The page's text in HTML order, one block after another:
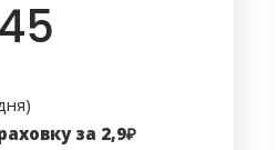
за 2,9₽